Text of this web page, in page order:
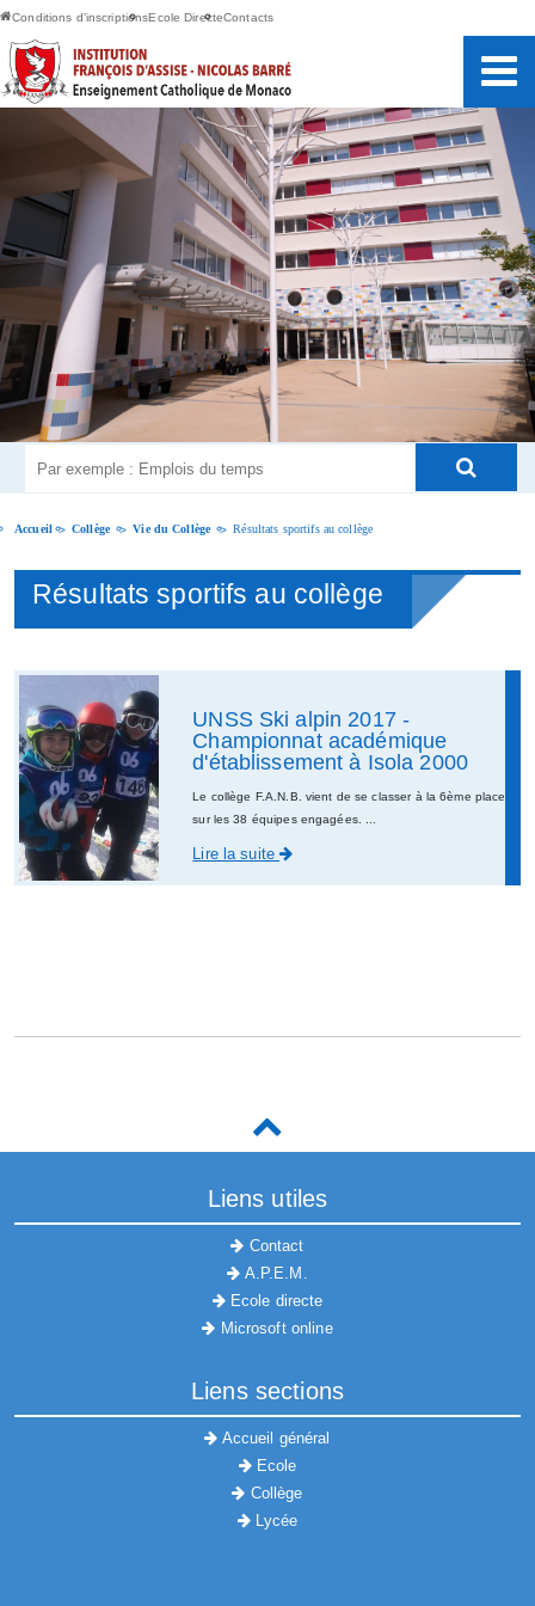
Conditions d’inscriptionsEcole DirecteContacts
Accueil > Collège > Vie du Collège > Résultats sportifs au collège
Résultats sportifs au collège
UNSS Ski alpin 2017 -
Championnat académique
d'établissement à Isola 2000
Le collège F.A.N.B. vient de se classer à la 6ème place
sur les 38 équipes engagées. ...
Lire la suite
Liens utiles
Contact
A.P.E.M.
Ecole directe
Microsoft online
Liens sections
Accueil général
Ecole
Collège
Lycée